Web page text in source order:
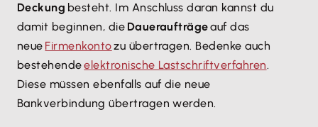
Deckung besteht. Im Anschluss daran kannst du
damit beginnen, die Daueraufträgeauf das
neue Firmenkontozu übertragen. Bedenke auch
bestehendeelektronische Lastschriftverfahren.
Diese müssen ebenfalls auf die neue
Bankverbindung übertragen werden.